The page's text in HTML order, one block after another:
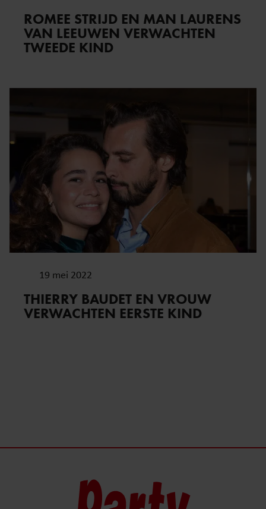
ROMEE STRIJD EN MAN LAURENS
VAN LEEUWEN VERWACHTEN
TWEEDE KIND
19 mei 2022
THIERRY BAUDET EN VROUW
VERWACHTEN EERSTE KIND